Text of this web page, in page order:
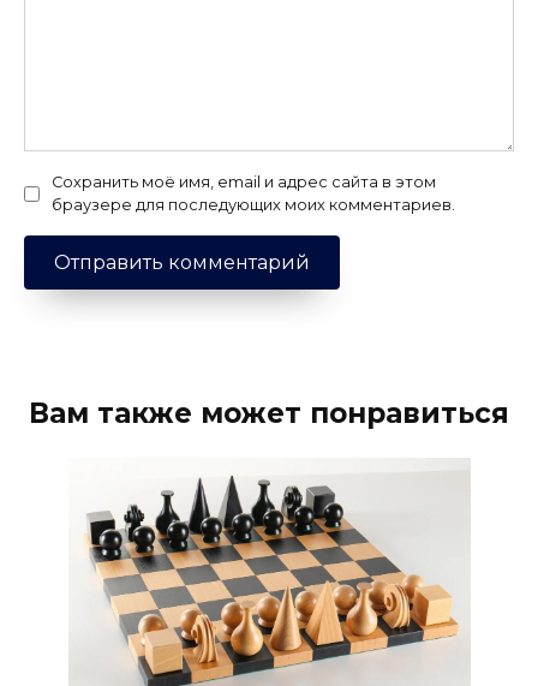
Сохранить моё имя, email и адрес сайта в этом
браузере для последующих моих комментариев.
Вам также может понравиться